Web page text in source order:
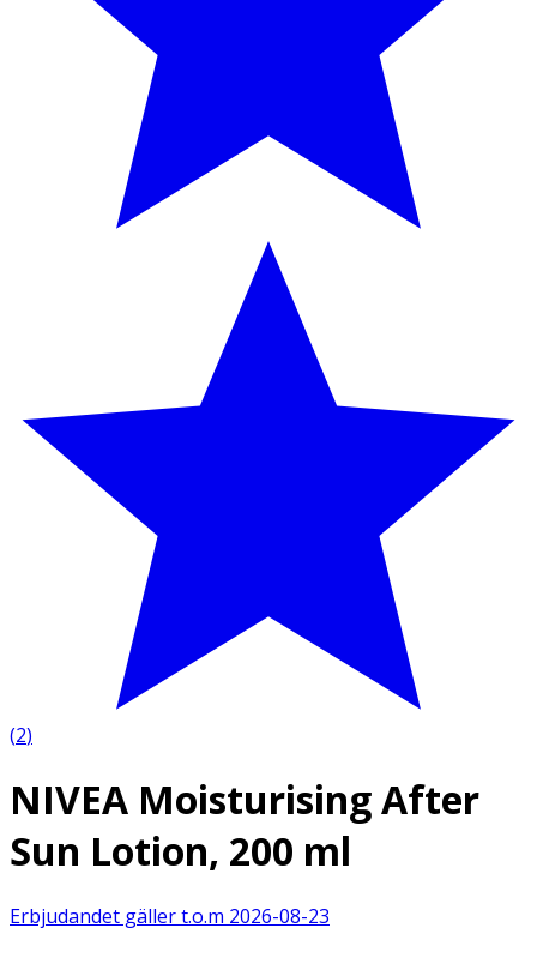
(2)
NIVEA Moisturising After
Sun Lotion, 200 ml
Erbjudandet gäller t.o.m 2026-08-23